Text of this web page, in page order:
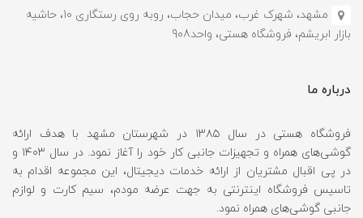
مشهد، شهرک غرب، میدان حجاب، روبه روی رستگاری 10، حاشیه
بازار ابریشم، فروشگاه هستی، واحد908
درباره ما
فروشگاه هستی در سال ۱۳۸۵ در شهرستان مشهد با هدف ارائه
گوشی‌های همراه و تجهیزات جانبی کار خود را آغاز نمود. در سال ۱۴۰۳ و
در پی اقبال مشتریان از ارائه خدمات دیجیتال، این مجموعه اقدام به
تاسیس فروشگاه اینترنتی به جهت عرضه مودم، سیم کارت و لوازم
جانبی گوشی‌های همراه نمود.